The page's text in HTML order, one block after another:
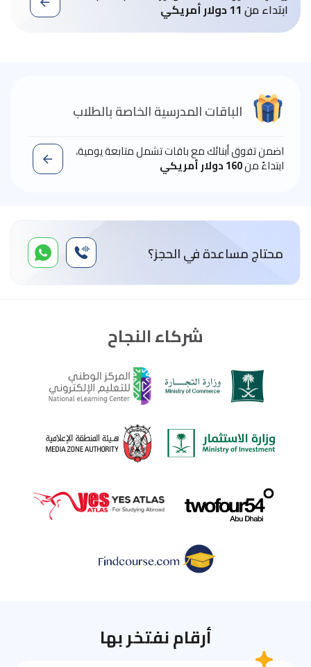
ابتداء من11 دولار أمريكي
الباقات المدرسية الخاصة بالطلاب
اضمن تفوق أبنائك مع باقات تشمل متابعة يومية،
ابتداءً من160 دولار أمريكي
محتاج مساعدة في الحجز؟
شركاء النجاح
أرقام نفتخر بها